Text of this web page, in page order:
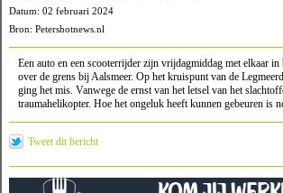
Datum: 02 februari 2024
Bron: Petershotnews.nl
Een auto en een scooterrijder zijn vrijdagmiddag met elkaar
over de grens bij Aalsmeer. Op het kruispunt van de
ging het mis. Vanwege de ernst van het letsel van het
traumahelikopter. Hoe het ongeluk heeft kunnen gebeuren is
Tweet dit bericht